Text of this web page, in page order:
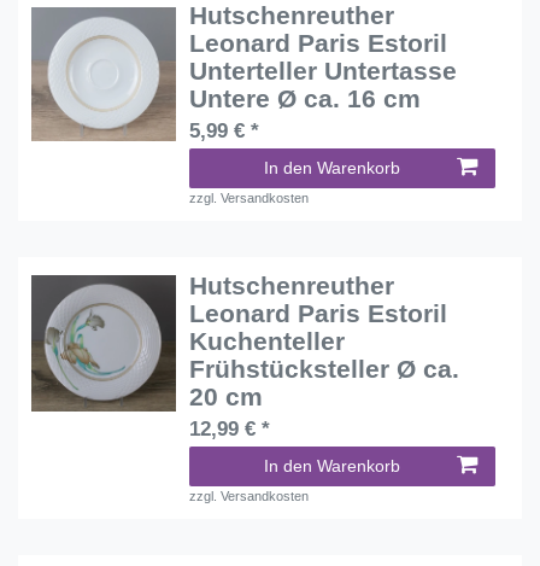
Hutschenreuther
Leonard Paris Estoril
Unterteller Untertasse
Untere Ø ca. 16 cm
5,99 € *
In den Warenkorb
zzgl.Versandkosten
Hutschenreuther
Leonard Paris Estoril
Kuchenteller
Frühstücksteller Ø ca.
20 cm
12,99 € *
In den Warenkorb
zzgl.Versandkosten